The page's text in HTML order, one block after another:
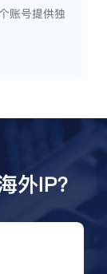
账号提供独
外IP？